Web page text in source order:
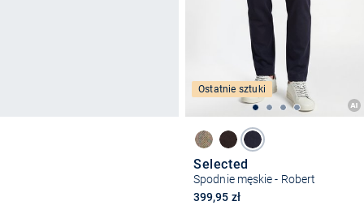
Ostatnie sztuki
Selected
Spodnie męskie - Robert
399,95 zł